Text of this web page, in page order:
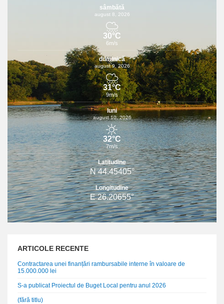
sâmbătă
august 8, 2026
30°C
6m/s
duminică
august 9, 2026
31°C
9m/s
luni
august 10, 2026
32°C
7m/s
Latitudine
N 44.45405°
Longitudine
E 26.20655°
ARTICOLE RECENTE
Contractarea unei finanțări rambursabile interne în valoare de
15.000.000 lei
S-a publicat Proiectul de Buget Local pentru anul 2026
(fără titlu)